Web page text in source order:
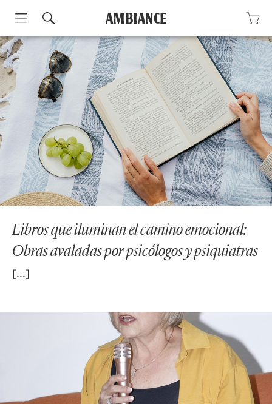
Skip
to
content
Libros que iluminan el camino emocional:
Obras avaladas por psicólogos y psiquiatras